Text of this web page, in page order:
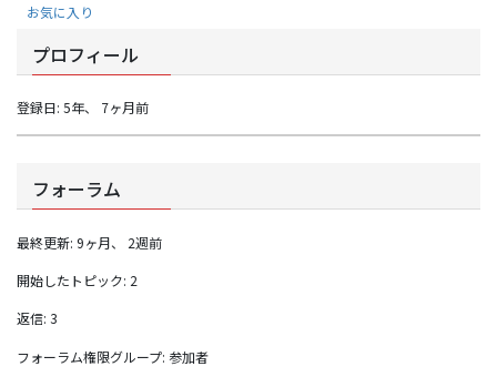
お気に入り
プロフィール
登録日: 5年、 7ヶ月前
フォーラム
最終更新: 9ヶ月、 2週前
開始したトピック: 2
返信: 3
フォーラム権限グループ: 参加者